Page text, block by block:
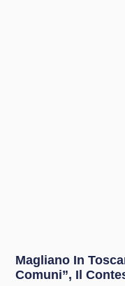
Magliano In
Comuni”, Il